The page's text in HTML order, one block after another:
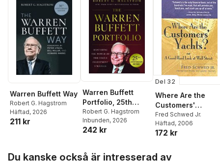
Warren Buffett Way
Robert G. Hagstrom
Häftad, 2026
211 kr
Warren Buffett
Portfolio, 25th
Anniversary
Edition, A Wiley
Investment Classic
Robert G. Hagstrom
Inbunden, 2026
242 kr
Del 32
Where Are the
Customers'
Yachts?
Fred Schwed Jr.
Häftad, 2006
172 kr
Du kanske också är intresserad av